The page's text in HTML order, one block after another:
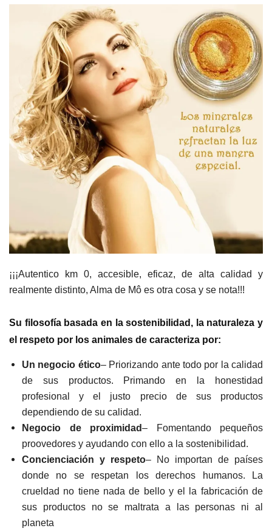
¡¡¡Autentico km 0, accesible, eficaz, de alta calidad y
realmente distinto, Alma de Mô es otra cosa y se nota!!!
Su filosofía basada en la sostenibilidad, la naturaleza y
el respeto por los animales de caracteriza por:
Un negocio ético– Priorizando ante todo por la calidad
de sus productos. Primando en la honestidad
profesional y el justo precio de sus productos
dependiendo de su calidad.
Negocio de proximidad– Fomentando pequeños
proovedores y ayudando con ello a la sostenibilidad.
Concienciación y respeto– No importan de países
donde no se respetan los derechos humanos. La
crueldad no tiene nada de bello y el la fabricación de
sus productos no se maltrata a las personas ni al
planeta